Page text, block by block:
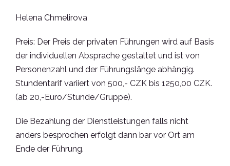
Helena Chmelirova
Preis: Der Preis der privaten Führungen wird auf Basis
der individuellen Absprache gestaltet und ist von
Personenzahl und der Führungslänge abhängig.
Stundentarif variiert von 500,- CZK bis 1250,00 CZK.
(ab 20,-Euro/Stunde/Gruppe).
Die Bezahlung der Dienstleistungen falls nicht
anders besprochen erfolgt dann bar vor Ort am
Ende der Führung.